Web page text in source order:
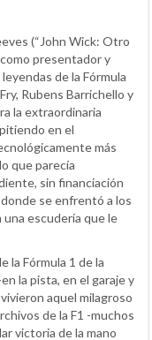
(“John Wick: Otro
presentador y
de la Fórmula
Rubens Barrichello y
la extraordinaria
en el
más
que parecía
sin financiación
se enfrentó a los
escudería que le
la Fórmula 1 de la
la pista, en el garaje y
aquel milagroso
de la F1 -muchos
victoria de la mano